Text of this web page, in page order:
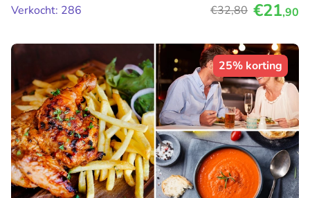
Verkocht: 286
€32,80 €21,90
25% korting